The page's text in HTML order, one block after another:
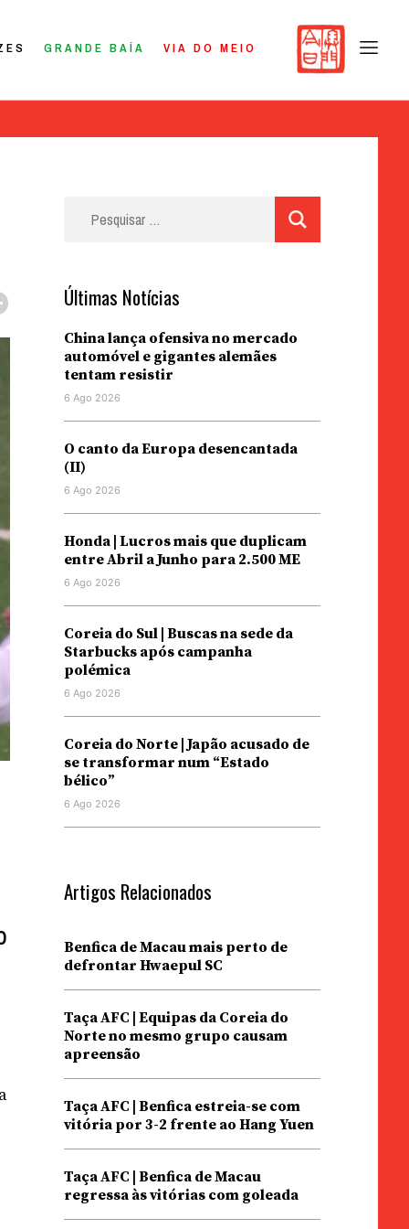
GRANDE BAÍA VIA DO MEIO
Últimas Notícias
China lança ofensiva no mercado
automóvel e gigantes alemães
tentam resistir
6 Ago 2026
O canto da Europa desencantada
(II)
6 Ago 2026
Honda | Lucros mais que duplicam
entre Abril a Junho para 2.500 ME
6 Ago 2026
Coreia do Sul | Buscas na sede da
Starbucks após campanha
polémica
6 Ago 2026
Coreia do Norte | Japão acusado de
se transformar num “Estado
bélico”
6 Ago 2026
Artigos Relacionados
Benfica de Macau mais perto de
defrontar Hwaepul SC
Taça AFC | Equipas da Coreia do
Norte no mesmo grupo causam
apreensão
Taça AFC | Benfica estreia-se com
vitória por 3-2 frente ao Hang Yuen
Taça AFC | Benfica de Macau
regressa às vitórias com goleada